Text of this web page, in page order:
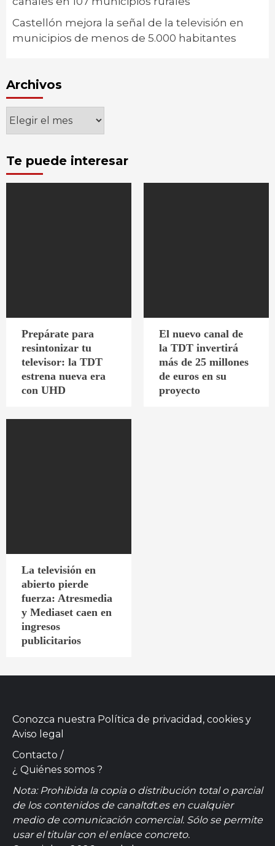
Castellón mejora la señal de la televisión en
municipios de menos de 5.000 habitantes
Archivos
Te puede interesar
Prepárate para
resintonizar tu
televisor: la TDT
estrena nueva era
con UHD
El nuevo canal de
la TDT invertirá
más de 25 millones
de euros en su
proyecto
La televisión en
abierto pierde
fuerza: Atresmedia
y Mediaset caen en
ingresos
publicitarios
Conozca nuestra Política de privacidad, cookies y
Aviso legal
Contacto /
¿ Quiénes somos ?
Nota: Prohibida la copia o distribución total o parcial
de los contenidos de canaltdt.es en cualquier
medio de comunicación comercial. Sólo se permite
usar el titular con el enlace concreto.